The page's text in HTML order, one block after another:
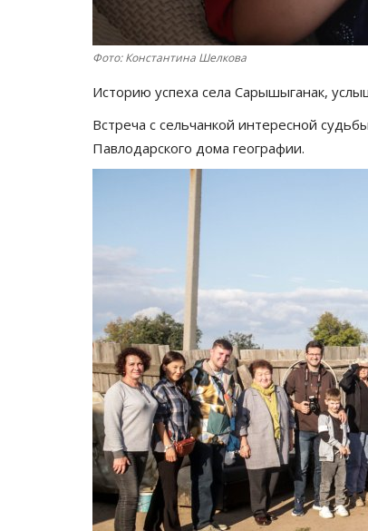
Фото: Константина Шелкова
Историю успеха села Сарышыганак,
Встреча с сельчанкой интересной
Павлодарского дома географии.